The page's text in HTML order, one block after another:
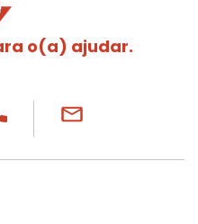
o(a) ajudar.